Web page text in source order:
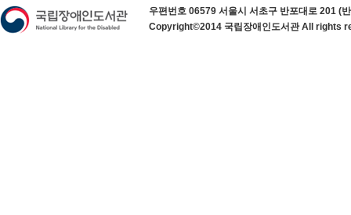
우편번호 06579 서울시 서초구 반포대로 201 (
Copyright©2014 국립장애인도서관 All rights